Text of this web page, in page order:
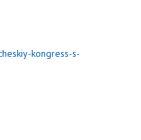
kongress-s-